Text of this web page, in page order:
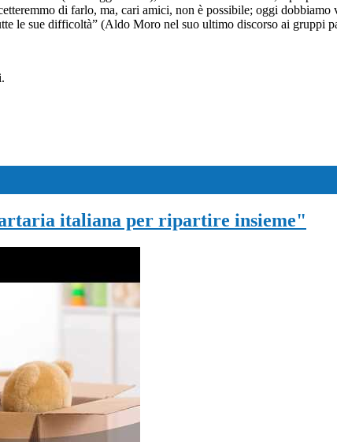
di farlo, ma, cari amici, non è possibile; oggi
le sue difficoltà” (Aldo Moro nel suo ultimo discorso ai gruppi
italiana per ripartire insieme"